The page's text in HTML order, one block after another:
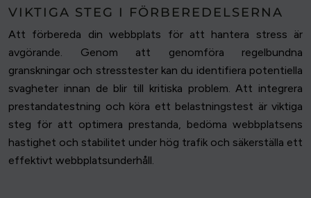
VIKTIGA STEG I FÖRBEREDELSERNA
Att förbereda din webbplats för att hantera stress är
avgörande. Genom att genomföra regelbundna
granskningar och stresstester kan du identifiera potentiella
svagheter innan de blir till kritiska problem. Att integrera
prestandatestning och köra ett belastningstest är viktiga
steg för att optimera prestanda, bedöma webbplatsens
hastighet och stabilitet under hög trafik och säkerställa ett
effektivt webbplatsunderhåll.